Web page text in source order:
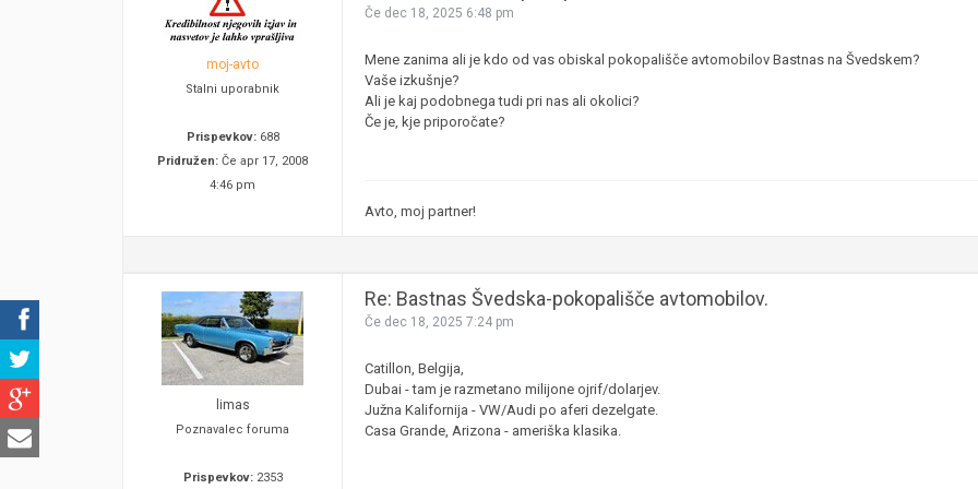
JERNEJ BOLKA
TEHNIČNA VPRAŠANJA
AVTOPLIN
moj-avto
Stalni uporabnik
Prispevkov:688
Pridružen: Če apr 17, 2008
4:46 pm
Če dec 18, 2025 6:48 pm
Mene zanima ali je kdo od vas obiskal pokopališče avtomobilov Bastnas na Švedskem?
Vaše izkušnje?
Ali je kaj podobnega tudi pri nas ali okolici?
Če je, kje priporočate?
Avto, moj partner!
limas
Poznavalec foruma
Prispevkov:2353
Re: Bastnas Švedska-pokopališče avtomobilov.
Če dec 18, 2025 7:24 pm
Catillon, Belgija,
Dubai - tam je razmetano milijone ojrif/dolarjev.
Južna Kalifornija - VW/Audi po aferi dezelgate.
Casa Grande, Arizona - ameriška klasika.